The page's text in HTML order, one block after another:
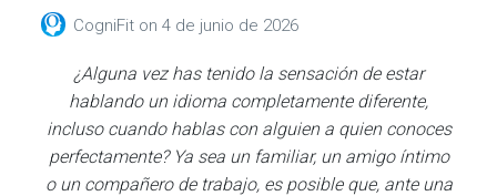
CogniFit on 4 de junio de 2026
¿Alguna vez has tenido la sensación de estar
hablando un idioma completamente diferente,
incluso cuando hablas con alguien a quien conoces
perfectamente? Ya sea un familiar, un amigo íntimo
o un compañero de trabajo, es posible que, ante una